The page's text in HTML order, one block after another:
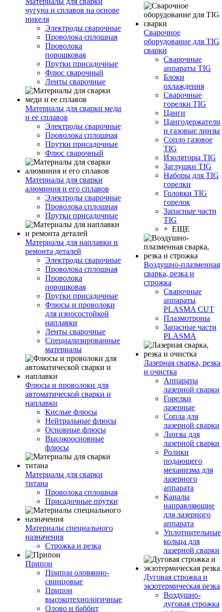
чугуна и сплавов на основе
никеля
Электроды сварочные
Проволока сплошная
Проволока
порошковая
Прутки присадочные
Флюс сварочный
Ленты сварочные
Материалы для сварки меди
и ее сплавов
Электроды сварочные
Проволока сплошная
Прутки присадочные
Флюс сварочный
Материалы для сварки
алюминия и его сплавов
Электроды сварочные
Проволока сплошная
Прутки присадочные
Материалы для наплавки и
ремонта деталей
Электроды сварочные
Проволока сплошная
Проволока
порошковая
Прутки присадочные
Флюсы и проволоки
для износостойкой
наплавки
Ленты сварочные
Специализированные
материалы
Флюсы и проволоки для
автоматической сварки и
наплавки
Кислые флюсы
Нейтральные флюсы
Основные флюсы
Высокоосновные
флюсы
Материалы для сварки
титана
Проволока сплошная
Присадочные прутки
Материалы специального
назначения
Строжка и резка
Припои
Припои оловянно-
свинцовые
Припои
высокотехнологичные
Олово и баббит
Сварочное
оборудование для TIG
сварки
Сварочные
аппараты TIG
Блоки
охлаждения
Сварочные
горелки TIG
Цанги
Цангодержатели
и газовые линзы
Сопло газовое
TIG
Изоляторы TIG
Заглушки TIG
Наборы для TIG
горелки
Головки TIG
горелок
Запасные части
TIG
+ ЕЩЕ
Воздушно-плазменная
сварка, резка и
строжка
Сварочные
аппараты
PLASMA CUT
Плазмотроны
Запасные части
PLASMA
Лазерная сварка, резка
и очистка
Аппараты
лазерной сварки
Горелки
лазерные
Сопла для
лазерной сварки
Линзы для
лазерной сварки
Ролики
подающего
механизма для
лазерного
аппарата
Каналы
направляющие
для лазерного
аппарата
Уплотнительные
кольца для
лазерной сварки
Дуговая строжка и
экзотермическая резка
Воздушно-
дуговая строжка